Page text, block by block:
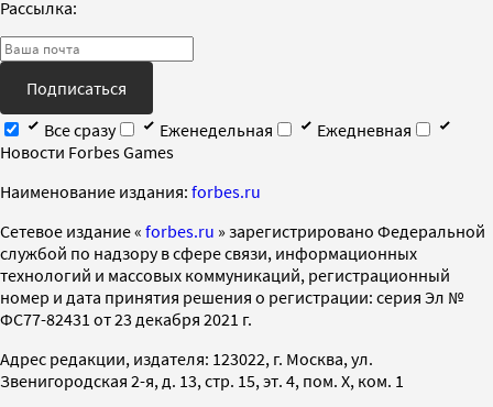
Рассылка:
Подписаться
Все сразу
Еженедельная
Ежедневная
Новости Forbes Games
Наименование издания: forbes.ru
Cетевое издание « forbes.ru » зарегистрировано Федеральной
службой по надзору в сфере связи, информационных
технологий и массовых коммуникаций, регистрационный
номер и дата принятия решения о регистрации: серия Эл №
ФС77-82431 от 23 декабря 2021 г.
Адрес редакции, издателя: 123022, г. Москва, ул.
Звенигородская 2-я, д. 13, стр. 15, эт. 4, пом. X, ком. 1